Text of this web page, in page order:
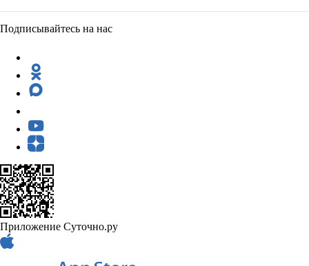
Подписывайтесь на нас
Приложение Суточно.ру